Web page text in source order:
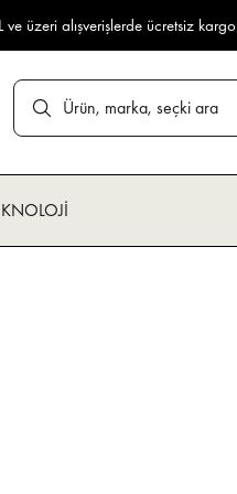
üzeri alışverişlerde ücretsiz kargo